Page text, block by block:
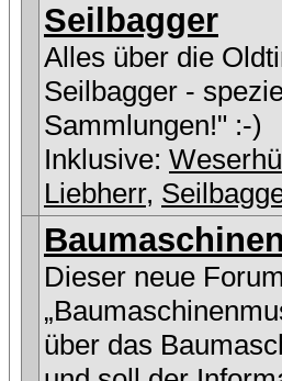
Seilbagger
Alles über die
Seilbagger -
Sammlungen!" :-)
Inklusive:
Liebherr,
Dieser neue
über das